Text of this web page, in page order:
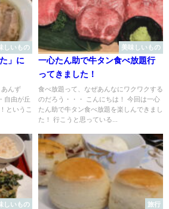
しいもの
」に
あんず
自由が丘
というこ
美味しいもの
一心たん助で牛タン食べ放題行
ってきました！
食べ放題って、なぜあんなにワクワクする
のだろう・・・ こんにちは！ 今回は一心
たん助で牛タン食べ放題を楽しんできまし
た！ 行こうと思っている...
しいもの 旅行